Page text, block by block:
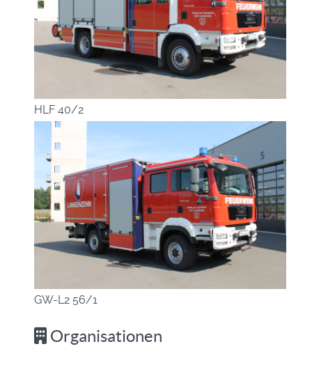
HLF 40/2
GW-L2 56/1
Organisationen